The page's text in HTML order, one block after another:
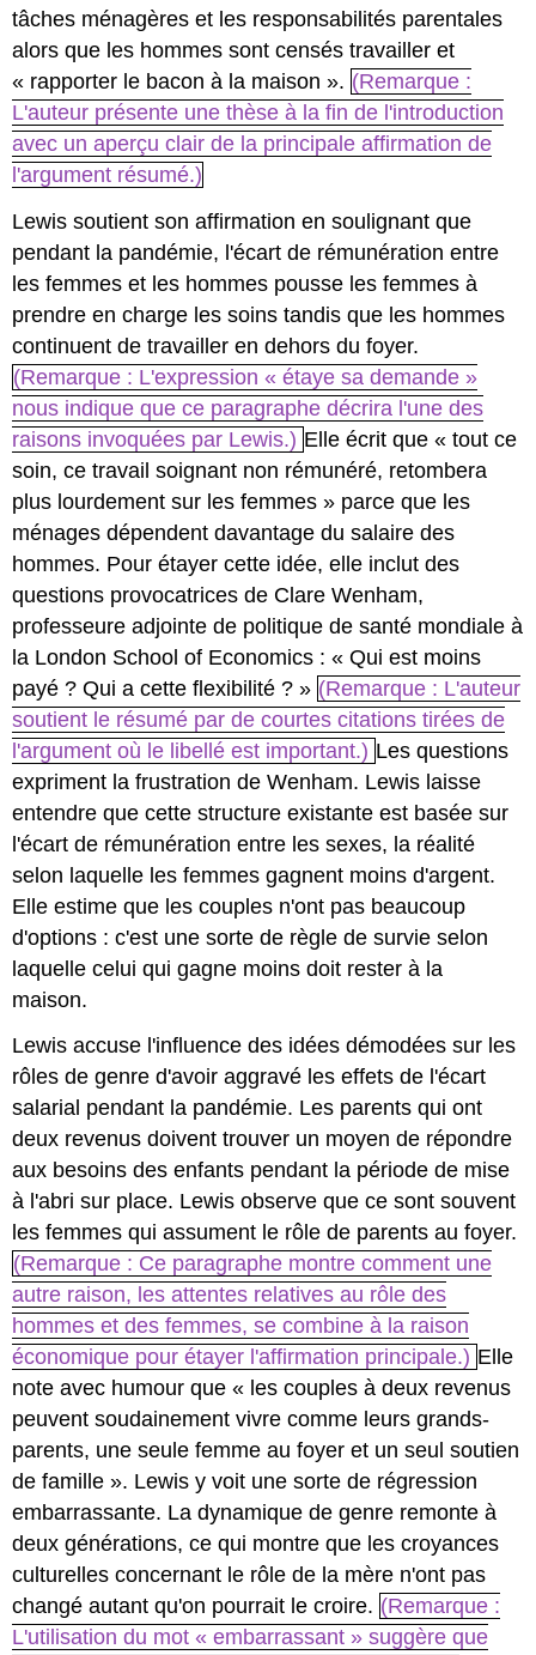
tâches ménagères et les responsabilités parentales
alors que les hommes sont censés travailler et
« rapporter le bacon à la maison ». (Remarque :
L'auteur présente une thèse à la fin de l'introduction
avec un aperçu clair de la principale affirmation de
l'argument résumé.)
Lewis soutient son affirmation en soulignant que
pendant la pandémie, l'écart de rémunération entre
les femmes et les hommes pousse les femmes à
prendre en charge les soins tandis que les hommes
continuent de travailler en dehors du foyer.
(Remarque : L'expression « étaye sa demande »
nous indique que ce paragraphe décrira l'une des
raisons invoquées par Lewis.) Elle écrit que « tout ce
soin, ce travail soignant non rémunéré, retombera
plus lourdement sur les femmes » parce que les
ménages dépendent davantage du salaire des
hommes. Pour étayer cette idée, elle inclut des
questions provocatrices de Clare Wenham,
professeure adjointe de politique de santé mondiale à
la London School of Economics : « Qui est moins
payé ? Qui a cette flexibilité ? » (Remarque : L'auteur
soutient le résumé par de courtes citations tirées de
l'argument où le libellé est important.) Les questions
expriment la frustration de Wenham. Lewis laisse
entendre que cette structure existante est basée sur
l'écart de rémunération entre les sexes, la réalité
selon laquelle les femmes gagnent moins d'argent.
Elle estime que les couples n'ont pas beaucoup
d'options : c'est une sorte de règle de survie selon
laquelle celui qui gagne moins doit rester à la
maison.
Lewis accuse l'influence des idées démodées sur les
rôles de genre d'avoir aggravé les effets de l'écart
salarial pendant la pandémie. Les parents qui ont
deux revenus doivent trouver un moyen de répondre
aux besoins des enfants pendant la période de mise
à l'abri sur place. Lewis observe que ce sont souvent
les femmes qui assument le rôle de parents au foyer.
(Remarque : Ce paragraphe montre comment une
autre raison, les attentes relatives au rôle des
hommes et des femmes, se combine à la raison
économique pour étayer l'affirmation principale.) Elle
note avec humour que « les couples à deux revenus
peuvent soudainement vivre comme leurs grands-
parents, une seule femme au foyer et un seul soutien
de famille ». Lewis y voit une sorte de régression
embarrassante. La dynamique de genre remonte à
deux générations, ce qui montre que les croyances
culturelles concernant le rôle de la mère n'ont pas
changé autant qu'on pourrait le croire. (Remarque :
L'utilisation du mot « embarrassant » suggère que